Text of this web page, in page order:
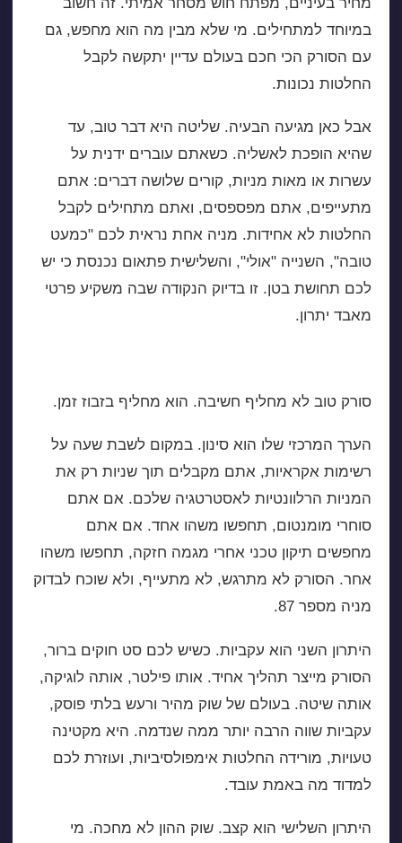
במיוחד למתחילים. מי שלא מבין מה הוא מחפש, גם
עם הסורק הכי חכם בעולם עדיין יתקשה לקבל
החלטות נכונות.
אבל כאן מגיעה הבעיה. שליטה היא דבר טוב, עד
שהיא הופכת לאשליה. כשאתם עוברים ידנית על
עשרות או מאות מניות, קורים שלושה דברים: אתם
מתעייפים, אתם מפספסים, ואתם מתחילים לקבל
החלטות לא אחידות. מניה אחת נראית לכם "כמעט
טובה", השנייה "אולי", והשלישית פתאום נכנסת כי יש
לכם תחושת בטן. זו בדיוק הנקודה שבה משקיע פרטי
מאבד יתרון.
סורק טוב לא מחליף חשיבה. הוא מחליף בזבוז זמן.
הערך המרכזי שלו הוא סינון. במקום לשבת שעה על
רשימות אקראיות, אתם מקבלים תוך שניות רק את
המניות הרלוונטיות לאסטרטגיה שלכם. אם אתם
סוחרי מומנטום, תחפשו משהו אחד. אם אתם
מחפשים תיקון טכני אחרי מגמה חזקה, תחפשו משהו
אחר. הסורק לא מתרגש, לא מתעייף, ולא שוכח לבדוק
מניה מספר 87.
היתרון השני הוא עקביות. כשיש לכם סט חוקים ברור,
הסורק מייצר תהליך אחיד. אותו פילטר, אותה לוגיקה,
אותה שיטה. בעולם של שוק מהיר ורעש בלתי פוסק,
עקביות שווה הרבה יותר ממה שנדמה. היא מקטינה
טעויות, מורידה החלטות אימפולסיביות, ועוזרת לכם
למדוד מה באמת עובד.
היתרון השלישי הוא קצב. שוק ההון לא מחכה. מי